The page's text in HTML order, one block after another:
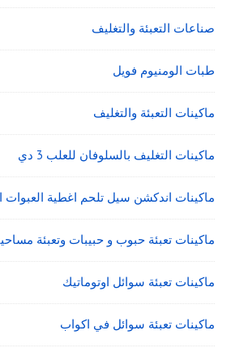
صناعات التعبئة والتغليف
طبات الومنيوم فويل
ماكينات التعبئة والتغليف
ماكينات التغليف بالسلوفان للعلب 3 دي
ماكينات اندكشن سيل تلحم اغطية العبوات
ماكينات تعبئة حبوب و حبيبات وتعبئة
ماكينات تعبئة سوائل اوتوماتيك
ماكينات تعبئة سوائل في اكواب